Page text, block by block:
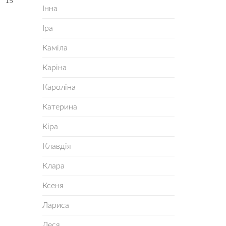
Інна
Іра
Каміла
Каріна
Кароліна
Катерина
Кіра
Клавдія
Клара
Ксеня
Лариса